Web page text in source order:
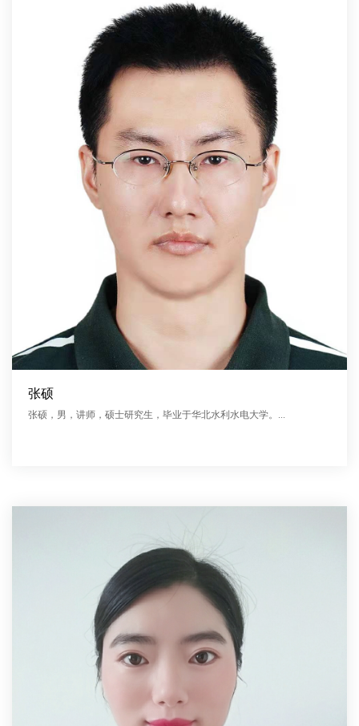
张硕
张硕，男，讲师，硕士研究生，毕业于华北水利水电大学。...